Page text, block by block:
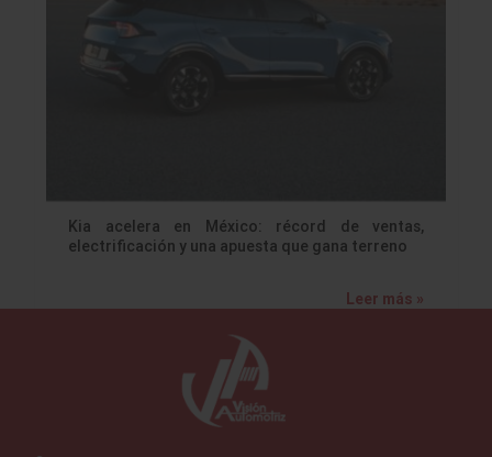
Kia acelera en México: récord de ventas,
electrificación y una apuesta que gana terreno
Leer más »